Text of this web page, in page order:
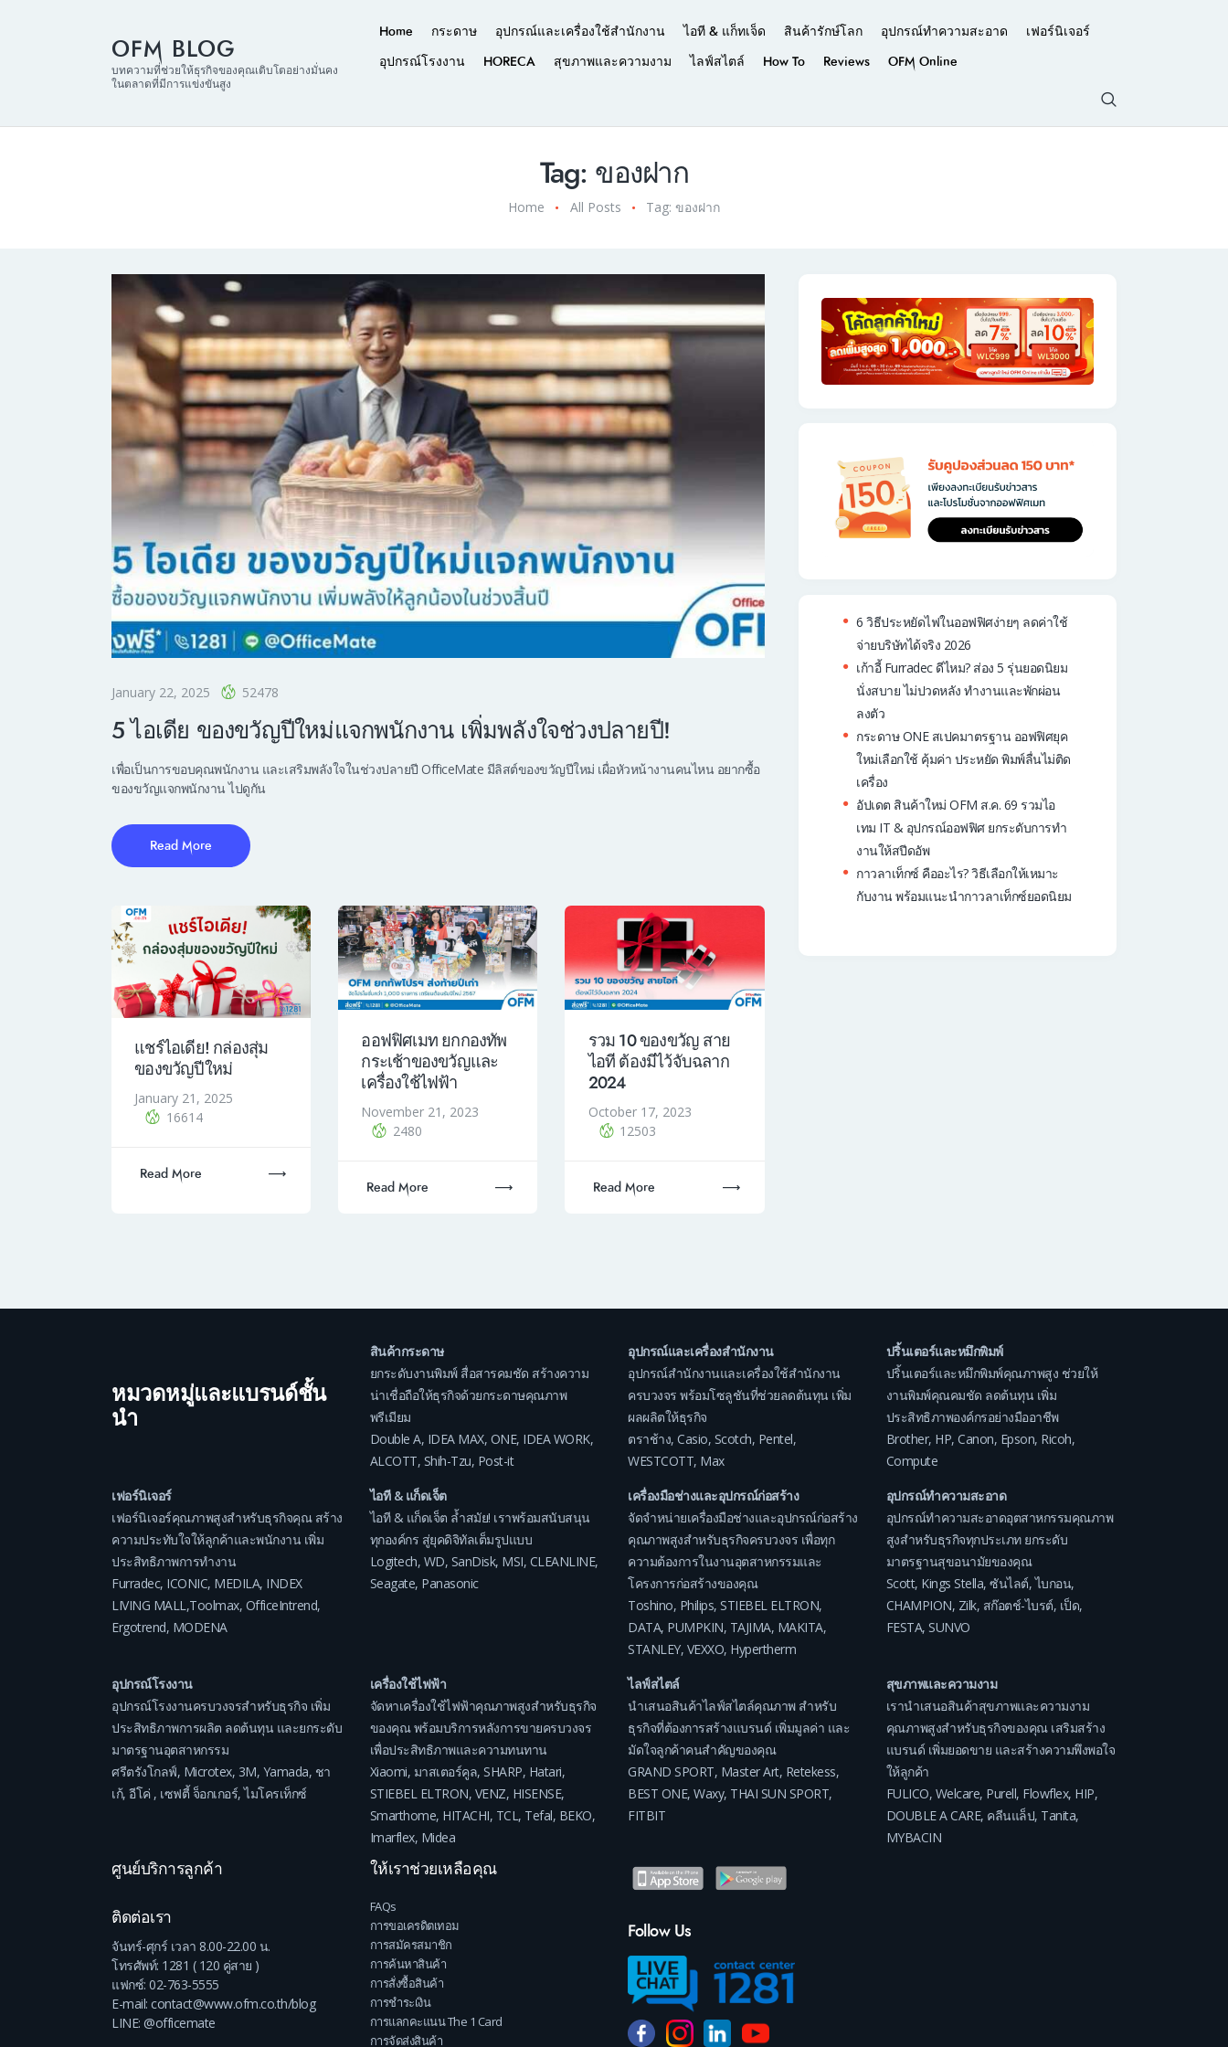
OFM BLOG
บทความที่ช่วยให้ธุรกิจของคุณเติบโตอย่างมั่นคง
ในตลาดที่มีการแข่งขันสูง
Home กระดาษ อุปกรณ์และเครื่องใช้สำนักงาน ไอที & แก็ทเจ็ด สินค้ารักษ์โลก อุปกรณ์ทำความสะอาด
เฟอร์นิเจอร์
อุปกรณ์โรงงาน
HORECA สุขภาพและความงาม ไลฟ์สไตล์ How To Reviews OFM Online
Tag: ของฝาก
Home All Posts Tag: ของฝาก
January 22, 2025 52478
5 ไอเดีย ของขวัญปีใหม่แจกพนักงาน เพิ่มพลังใจช่วงปลายปี!
เพื่อเป็นการขอบคุณพนักงาน และเสริมพลังใจในช่วงปลายปี OfficeMate มีลิสต์ของขวัญปีใหม่ เผื่อหัวหน้างานคนไหน อยากซื้อ
ของขวัญแจกพนักงาน ไปดูกัน
Read More
แชร์ไอเดีย! กล่องสุ่ม
ของขวัญปีใหม่
January 21, 2025
16614
Read More
ออฟฟิศเมท ยกกองทัพ
กระเช้าของขวัญและ
เครื่องใช้ไฟฟ้า
November 21, 2023
2480
Read More
รวม 10 ของขวัญ สาย
ไอที ต้องมีไว้จับฉลาก
2024
October 17, 2023
12503
Read More
6 วิธีประหยัดไฟในออฟฟิศง่ายๆ ลดค่าใช้
จ่ายบริษัทได้จริง 2026
เก้าอี้ Furradec ดีไหม? ส่อง 5 รุ่นยอดนิยม
นั่งสบาย ไม่ปวดหลัง ทำงานและพักผ่อน
ลงตัว
กระดาษ ONE สเปคมาตรฐาน ออฟฟิศยุค
ใหม่เลือกใช้ คุ้มค่า ประหยัด พิมพ์ลื่นไม่ติด
เครื่อง
อัปเดต สินค้าใหม่ OFM ส.ค. 69 รวมไอ
เทม IT & อุปกรณ์ออฟฟิศ ยกระดับการทำ
งานให้สปีดอัพ
กาวลาเท็กซ์ คืออะไร? วิธีเลือกให้เหมาะ
กับงาน พร้อมแนะนำกาวลาเท็กซ์ยอดนิยม
หมวดหมู่และแบรนด์ชั้น
นำ
สินค้ากระดาษ
ยกระดับงานพิมพ์ สื่อสารคมชัด สร้างความ
น่าเชื่อถือให้ธุรกิจด้วยกระดาษคุณภาพ
พรีเมียม
Double A, IDEA MAX, ONE, IDEA WORK,
ALCOTT, Shih-Tzu, Post-it
อุปกรณ์และเครื่องสำนักงาน
อุปกรณ์สำนักงานและเครื่องใช้สำนักงาน
ครบวงจร พร้อมโซลูชันที่ช่วยลดต้นทุน เพิ่ม
ผลผลิตให้ธุรกิจ
ตราช้าง, Casio, Scotch, Pentel,
WESTCOTT, Max
ปริ้นเตอร์และหมึกพิมพ์
ปริ้นเตอร์และหมึกพิมพ์คุณภาพสูง ช่วยให้
งานพิมพ์คุณคมชัด ลดต้นทุน เพิ่ม
ประสิทธิภาพองค์กรอย่างมืออาชีพ
Brother, HP, Canon, Epson, Ricoh,
Compute
เฟอร์นิเจอร์
เฟอร์นิเจอร์คุณภาพสูงสำหรับธุรกิจคุณ สร้าง
ความประทับใจให้ลูกค้าและพนักงาน เพิ่ม
ประสิทธิภาพการทำงาน
Furradec, ICONIC, MEDILA, INDEX
LIVING MALL,Toolmax, OfficeIntrend,
Ergotrend, MODENA
ไอที & แก็ดเจ็ต
ไอที & แก็ดเจ็ต ล้ำสมัย! เราพร้อมสนับสนุน
ทุกองค์กร สู่ยุคดิจิทัลเต็มรูปแบบ
Logitech, WD, SanDisk, MSI, CLEANLINE,
Seagate, Panasonic
เครื่องมือช่างและอุปกรณ์ก่อสร้าง
จัดจำหน่ายเครื่องมือช่างและอุปกรณ์ก่อสร้าง
คุณภาพสูงสำหรับธุรกิจครบวงจร เพื่อทุก
ความต้องการในงานอุตสาหกรรมและ
โครงการก่อสร้างของคุณ
Toshino, Philips, STIEBEL ELTRON,
DATA, PUMPKIN, TAJIMA, MAKITA,
STANLEY, VEXXO, Hypertherm
อุปกรณ์ทำความสะอาด
อุปกรณ์ทำความสะอาดอุตสาหกรรมคุณภาพ
สูงสำหรับธุรกิจทุกประเภท ยกระดับ
มาตรฐานสุขอนามัยของคุณ
Scott, Kings Stella, ซันไลต์,ไบกอน,
CHAMPION, Zilk, สก๊อตช์-ไบรต์, เป็ด,
FESTA, SUNVO
อุปกรณ์โรงงาน
อุปกรณ์โรงงานครบวงจรสำหรับธุรกิจ เพิ่ม
ประสิทธิภาพการผลิต ลดต้นทุน และยกระดับ
มาตรฐานอุตสาหกรรม
ศรีตรังโกลฟ์, Microtex, 3M, Yamada, ชา
เก้, อีโค่, เซฟตี้ จ็อกเกอร์,ไมโครเท็กซ์
เครื่องใช้ไฟฟ้า
จัดหาเครื่องใช้ไฟฟ้าคุณภาพสูงสำหรับธุรกิจ
ของคุณ พร้อมบริการหลังการขายครบวงจร
เพื่อประสิทธิภาพและความทนทาน
Xiaomi, มาสเตอร์คูล, SHARP, Hatari,
STIEBEL ELTRON, VENZ, HISENSE,
Smarthome, HITACHI, TCL, Tefal, BEKO,
Imarflex, Midea
ไลฟ์สไตล์
นำเสนอสินค้าไลฟ์สไตล์คุณภาพ สำหรับ
ธุรกิจที่ต้องการสร้างแบรนด์ เพิ่มมูลค่า และ
มัดใจลูกค้าคนสำคัญของคุณ
GRAND SPORT, Master Art, Retekess,
BEST ONE, Waxy, THAI SUN SPORT,
FITBIT
สุขภาพและความงาม
เรานำเสนอสินค้าสุขภาพและความงาม
คุณภาพสูงสำหรับธุรกิจของคุณ เสริมสร้าง
แบรนด์ เพิ่มยอดขาย และสร้างความพึงพอใจ
ให้ลูกค้า
FULICO, Welcare, Purell, Flowflex, HIP,
DOUBLE A CARE, คลีนแล็ป, Tanita,
MYBACIN
ศูนย์บริการลูกค้า
ติดต่อเรา
จันทร์-ศุกร์ เวลา 8.00-22.00 น.
โทรศัพท์: 1281 ( 120 คู่สาย )
แฟกซ์: 02-763-5555
E-mail: contact@www.ofm.co.th/blog
LINE: @officemate
ให้เราช่วยเหลือคุณ
FAQs
การขอเครดิตเทอม
การสมัครสมาชิก
การค้นหาสินค้า
การสั่งซื้อสินค้า
การชำระเงิน
การแลกคะแนน The 1 Card
การจัดส่งสินค้า
Follow Us